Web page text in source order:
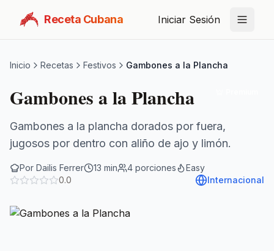
Receta Cubana Iniciar Sesión
Inicio Recetas Festivos Gambones a la Plancha
Gambones a la Plancha
Gambones a la plancha dorados por fuera,
jugosos por dentro con aliño de ajo y limón.
Por Dailis Ferrer 13 min 4 porciones
Easy
0.0
Internacional